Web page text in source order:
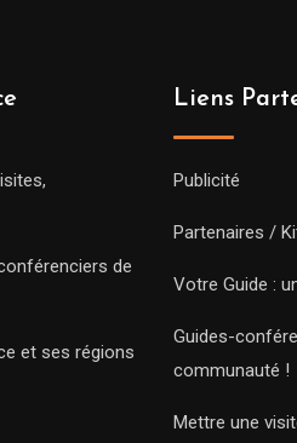
de
et ses régions
Liens
Publicité
Partenaires /
Votre Guide :
Guides-
communauté !
Mettre une